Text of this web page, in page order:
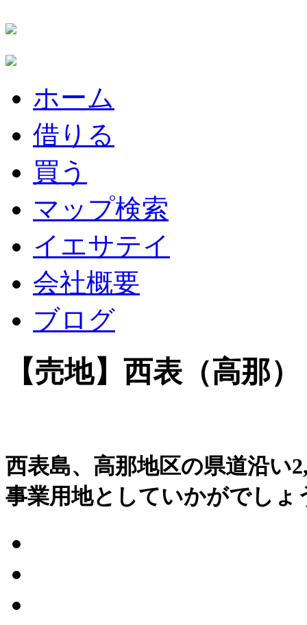
ホーム
借りる
買う
マップ検索
イエサテイ
会社概要
ブログ
【売地】西表（高那）
西表島、高那地区の県道沿い
事業用地としていかがでしょ